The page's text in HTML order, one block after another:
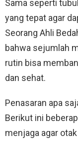
Sama seperti
yang tepat agar
Seorang Ahli
bahwa sejumlah
rutin bisa
dan sehat.
Penasaran apa
Berikut ini
menjaga agar